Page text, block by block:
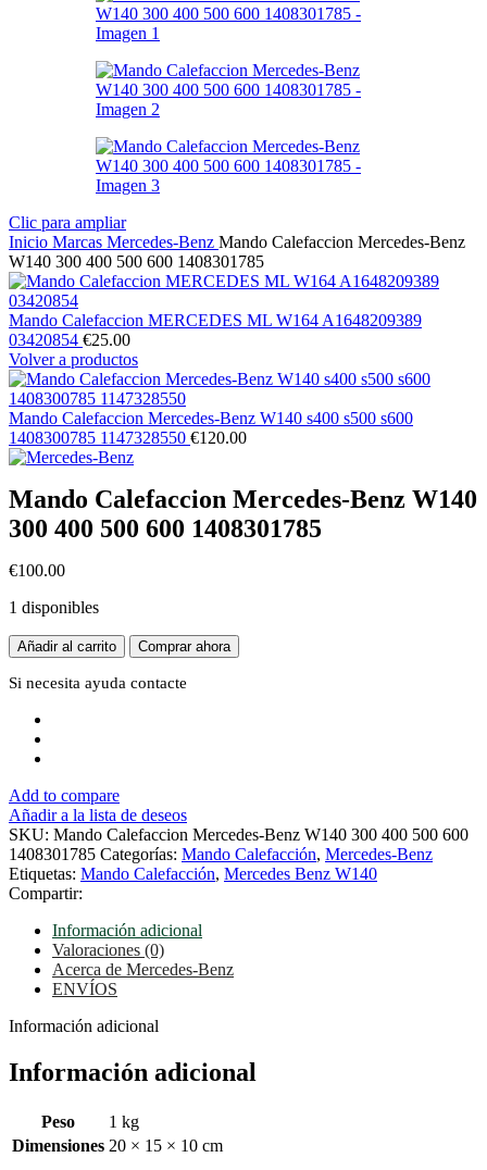
Clic para ampliar
Inicio Marcas Mercedes-Benz Mando Calefaccion Mercedes-Benz
W140 300 400 500 600 1408301785
Mando Calefaccion MERCEDES ML W164 A1648209389
03420854 €25.00
Volver a productos
Mando Calefaccion Mercedes-Benz W140 s400 s500 s600
1408300785 1147328550 €120.00
Mando Calefaccion Mercedes-Benz W140
300 400 500 600 1408301785
€100.00
1 disponibles
Mando
Calefaccion
Mercedes-
W140
600
1408301785
cantidad
Añadir al carrito Comprar ahora
Si necesita ayuda contacte
Add to compare
Añadir a la lista de deseos
SKU: Mando Calefaccion Mercedes-Benz W140 300 400 500 600
1408301785 Categorías: Mando Calefacción, Mercedes-Benz
Etiquetas: Mando Calefacción, Mercedes Benz W140
Compartir:
Información adicional
Valoraciones (0)
Acerca de Mercedes-Benz
ENVÍOS
Información adicional
Información adicional
Peso
1 kg
Dimensiones 20 × 15 × 10 cm